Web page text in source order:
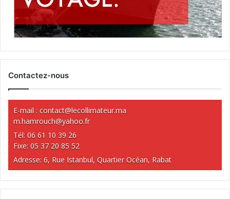
Contactez-nous
E-mail : contact@lecollimateur.ma
m.hamrouch@yahoo.fr
Tél: 06 61 10 39 26
Fixe: 05 37 20 85 52
Adresse: 6, Rue Istanbul, Quartier Océan, Rabat